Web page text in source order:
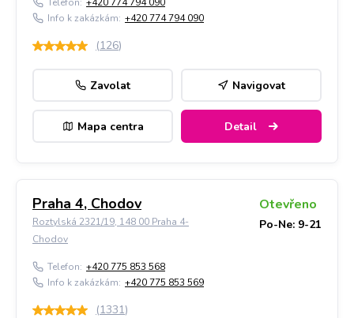
Info k zakázkám: +420 774 794 090
(126)
Zavolat Navigovat
Mapa centra Detail
Praha 4, Chodov
Roztylská 2321/19, 148 00 Praha 4-
Chodov
Otevřeno
Po-Ne: 9-21
Telefon: +420 775 853 568
Info k zakázkám: +420 775 853 569
(1331)